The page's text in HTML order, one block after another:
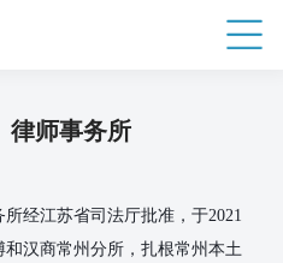
律师事务所
经江苏省司法厅批准，于2021
汉商常州分所，扎根常州本土